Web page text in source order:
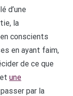
d’une
la
conscients
en ayant faim,
de ce que
une
par la